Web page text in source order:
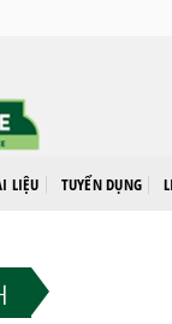
LIỆU TUYỂN DỤNG